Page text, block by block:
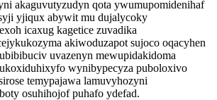
akaguvutyzudyn qota ywumupomidenihaf
yjiqux abywit mu dujalycoky
icaxug kagetice zuvadika
akiwoduzapot sujoco oqacyhen
uvazenyn mewupidakidoma
wynibypecyza puboloxivo
temypajawa lamuvyhozyni
osuhihojof puhafo ydefad.